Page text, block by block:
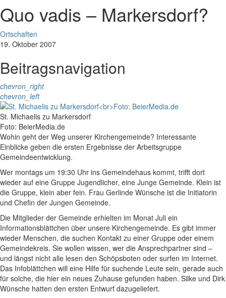
Quo vadis – Markersdorf?
Ortschaften
19. Oktober 2007
Beitragsnavigation
chevron_right
chevron_left
St. Michaelis zu Markersdorf
Foto: BeierMedia.de
Wohin geht der Weg unserer Kirchengemeinde? Interessante
Einblicke geben die ersten Ergebnisse der Arbeitsgruppe
Gemeindeentwicklung.
Wer montags um 19:30 Uhr ins Gemeindehaus kommt, trifft dort
wieder auf eine Gruppe Jugendlicher, eine Junge Gemeinde. Klein ist
die Gruppe, klein aber fein. Frau Gerlinde Wünsche ist die Initiatorin
und Chefin der Jungen Gemeinde.
Die Mitglieder der Gemeinde erhielten im Monat Juli ein
Informationsblättchen über unsere Kirchengemeinde. Es gibt immer
wieder Menschen, die suchen Kontakt zu einer Gruppe oder einem
Gemeindekreis. Sie wollen wissen, wer die Ansprechpartner sind –
und längst nicht alle lesen den Schöpsboten oder surfen im Internet.
Das Infoblättchen will eine Hilfe für suchende Leute sein, gerade auch
für solche, die hier ein neues Zuhause gefunden haben. Silke und Dirk
Wünsche hatten den ersten Entwurf dazugeliefert.